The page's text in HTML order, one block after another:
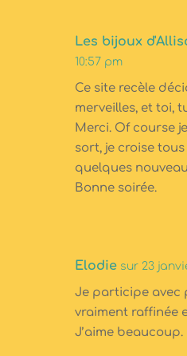
Les bijoux
10:57 pm
Ce site recèle
merveilles, et toi,
Merci. Of course
sort, je croise
quelques
Bonne soirée.
Elodie sur 23
Je participe avec
vraiment raffinée
J’aime beaucoup.